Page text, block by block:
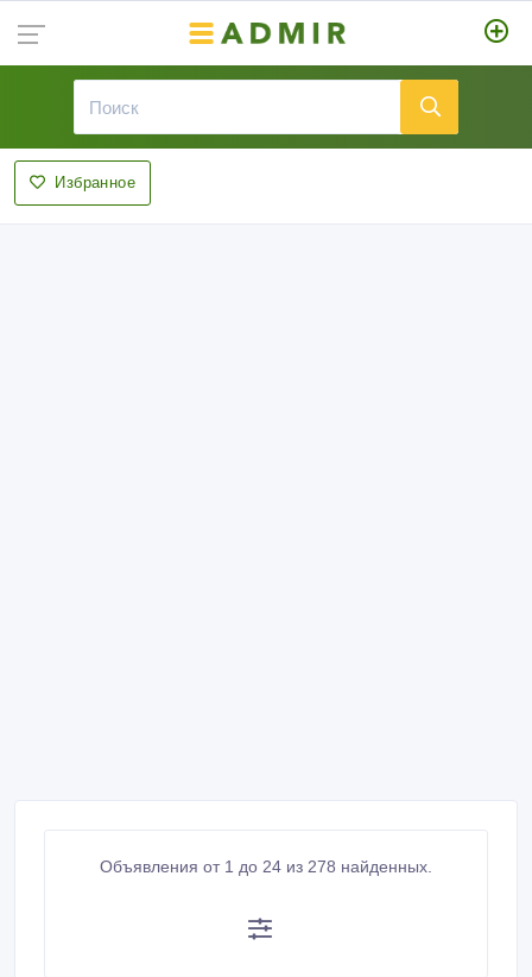
Избранное
Объявления от 1 до 24 из 278 найденных.